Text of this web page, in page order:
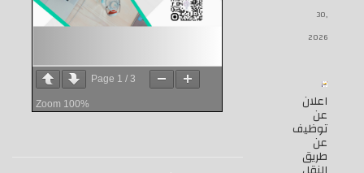
Page 1 / 3
Zoom 100%
30,
2026
اعلان
عن
توظيف
عن
طريق